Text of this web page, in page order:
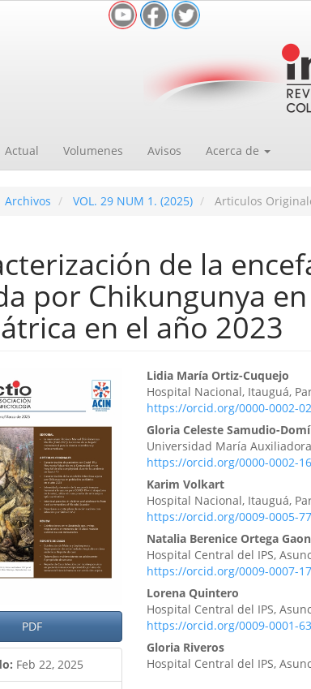
Actual Volumenes Avisos Acerca de
Archivos VOL. 29 NUM 1. (2025) Articulos
de la
por Chikungunya
en el año 2023
PDF
Feb 22, 2025
Contenido
principal
del
artículo
Lidia María Ortiz-Cuquejo
Hospital Nacional, Itauguá,
https://orcid.org/0000-0002-
Gloria Celeste Samudio-
Universidad María
https://orcid.org/0000-0002-
Karim Volkart
Hospital Nacional, Itauguá,
https://orcid.org/0009-0005-
Natalia Berenice Ortega
Hospital Central del IPS,
https://orcid.org/0009-0007-
Lorena Quintero
Hospital Central del IPS,
https://orcid.org/0009-0001-
Gloria Riveros
Hospital Central del IPS,